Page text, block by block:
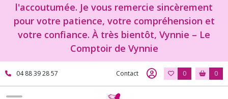
l'accoutumée. Je vous remercie sincèrement
pour votre patience, votre compréhension et
votre confiance. À très bientôt, Vynnie – Le
Comptoir de Vynnie
04 88 39 28 57 Contact 0 0